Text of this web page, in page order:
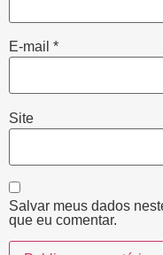
E-mail *
Site
Salvar meus dados
que eu comentar.